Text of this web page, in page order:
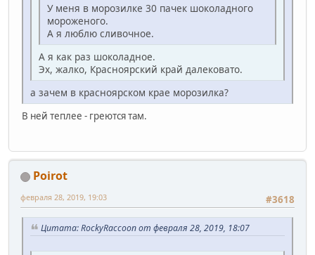
У меня в морозилке 30 пачек шоколадного
мороженого.
А я люблю сливочное.
А я как раз шоколадное.
Эх, жалко, Красноярский край далековато.
а зачем в красноярском крае морозилка?
В ней теплее - греются там.
Poirot
#3618
февраля 28, 2019, 19:03
Цитата: RockyRaccoon от февраля 28, 2019, 18:07